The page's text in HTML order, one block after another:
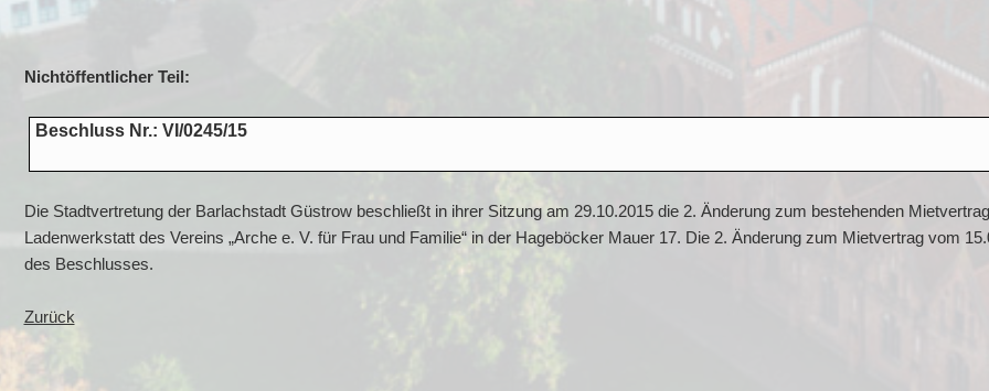
Nichtöffentlicher Teil:
Beschluss Nr.: VI/0245/15
Die Stadtvertretung der Barlachstadt Güstrow beschließt in ihrer Sitzung am 29.10.2015 die 2. Änderung zum bestehenden
Ladenwerkstatt des Vereins „Arche e. V. für Frau und Familie“ in der Hageböcker Mauer 17. Die 2. Änderung zum Mietvertrag vom
des Beschlusses.
Zurück